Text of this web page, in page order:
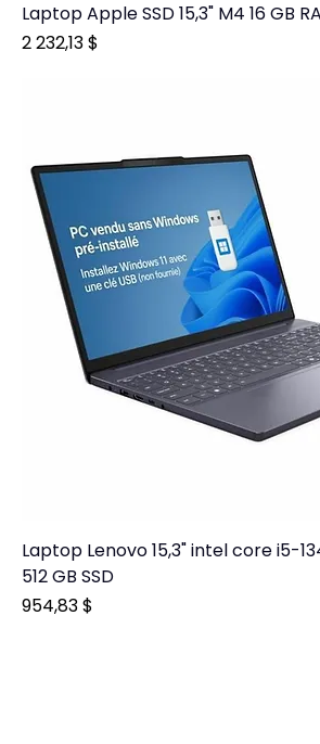
Laptop Apple SSD 15,3" M4 16 GB
Prix
2 232,13 $
Laptop Lenovo 15,3" intel core i5-
512 GB SSD
Prix
954,83 $